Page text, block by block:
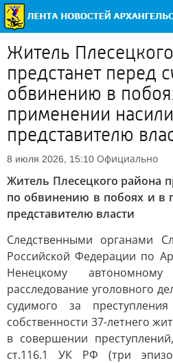
Житель
предстанет перед
обвинению в
применении
представителю
8 июля 2026, 15:10 Официально
Житель Плесецкого района
по обвинению в побоях и в
представителю власти
Следственными органами
Российской Федерации по
Ненецкому
расследование уголовного
судимого за
собственности 37-летнего
в совершении
ст.116.1 УК РФ (три